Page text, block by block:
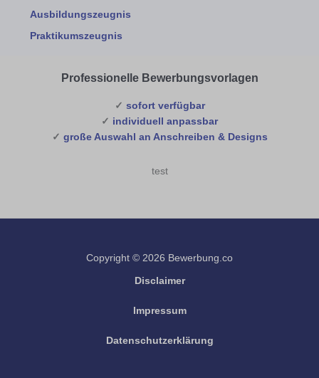
Ausbildungszeugnis
Praktikumszeugnis
Professionelle Bewerbungsvorlagen
✓ sofort verfügbar
✓ individuell anpassbar
✓ große Auswahl an Anschreiben & Designs
test
Copyright © 2026 Bewerbung.co
Disclaimer
Impressum
Datenschutzerklärung